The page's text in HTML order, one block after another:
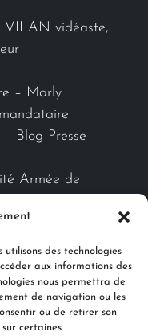
utilisons des technologies
aux informations des
nous permettra de
de navigation ou les
ou de retirer son
certaines
vidéaste,
– Marly
Blog Presse
Armée de